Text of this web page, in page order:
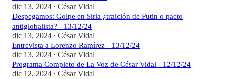
dic 13, 2024 • César Vidal
Despegamos: Golpe en Siria ¿traición de Putin o pacto
antiglobalista? - 13/12/24
dic 13, 2024 • César Vidal
Entrevista a Lorenzo Ramírez - 13/12/24
dic 13, 2024 • César Vidal
Programa Completo de La Voz de César Vidal - 12/12/24
dic 12, 2024 • César Vidal